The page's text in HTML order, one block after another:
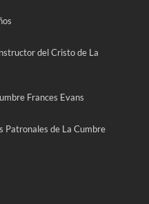
del Cristo de La
Frances Evans
Patronales de La Cumbre